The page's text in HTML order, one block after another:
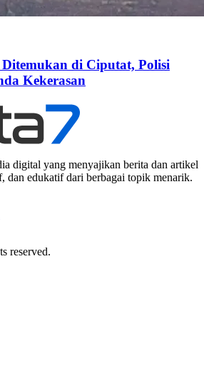
di Ciputat, Polisi
Kekerasan
digital yang menyajikan berita dan artikel
dan edukatif dari berbagai topik menarik.
reserved.